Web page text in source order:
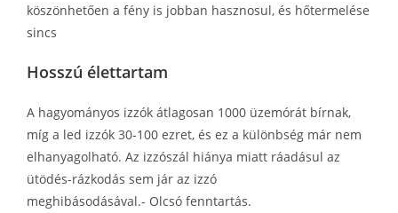
köszönhetően a fény is jobban hasznosul, és hőtermelése
sincs
Hosszú élettartam
A hagyományos izzók átlagosan 1000 üzemórát bírnak,
míg a led izzók 30-100 ezret, és ez a különbség már nem
elhanyagolható. Az izzószál hiánya miatt ráadásul az
ütödés-rázkodás sem jár az izzó
meghibásodásával.- Olcsó fenntartás.